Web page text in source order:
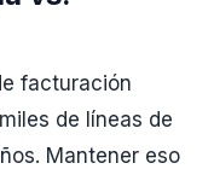
facturación
de líneas de
Mantener eso